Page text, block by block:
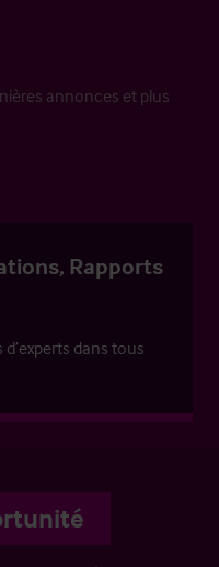
annonces et plus
Rapports
dans tous